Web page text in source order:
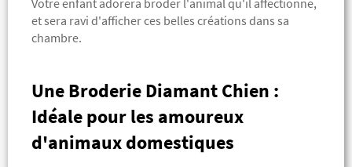
Votre enfant adorera broder l'animal qu'il affectionne,
et sera ravi d'afficher ces belles créations dans sa
chambre.
Une Broderie Diamant Chien :
Idéale pour les amoureux
d'animaux domestiques